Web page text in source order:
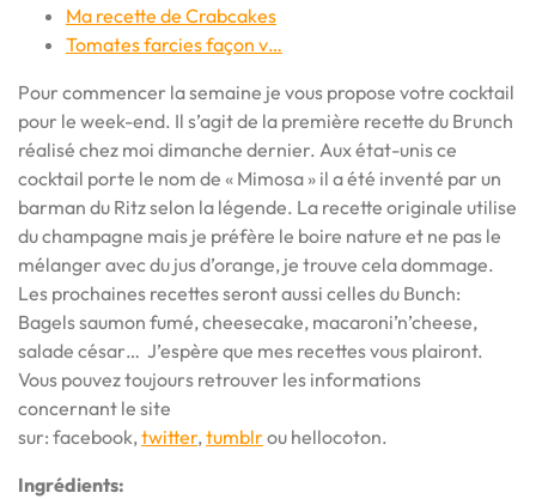
Ma recette de Crabcakes
Tomates farcies façon v…
Pour commencer la semaine je vous propose votre cocktail
pour le week-end. Il s’agit de la première recette du Brunch
réalisé chez moi dimanche dernier. Aux état-unis ce
cocktail porte le nom de « Mimosa » il a été inventé par un
barman du Ritz selon la légende. La recette originale utilise
du champagne mais je préfère le boire nature et ne pas le
mélanger avec du jus d’orange, je trouve cela dommage.
Les prochaines recettes seront aussi celles du Bunch:
Bagels saumon fumé, cheesecake, macaroni’n’cheese,
salade césar… J’espère que mes recettes vous plairont.
Vous pouvez toujours retrouver les informations
concernant le site
sur: facebook, twitter, tumblrou hellocoton.
Ingrédients: